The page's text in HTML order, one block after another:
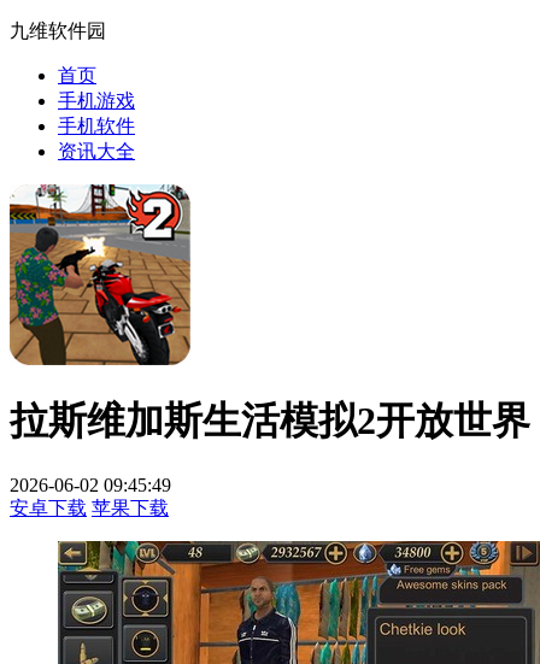
九维软件园
首页
手机游戏
手机软件
资讯大全
拉斯维加斯生活模拟2开放世界
2026-06-02 09:45:49
安卓下载 苹果下载